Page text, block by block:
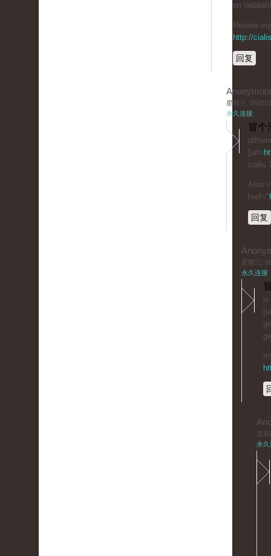
on
Review
http://
回复
星期三, 06/05/
永久连接
冒个
[url=
cialis
Also
href="
回复
星期三,
永久连接
is
星
永久